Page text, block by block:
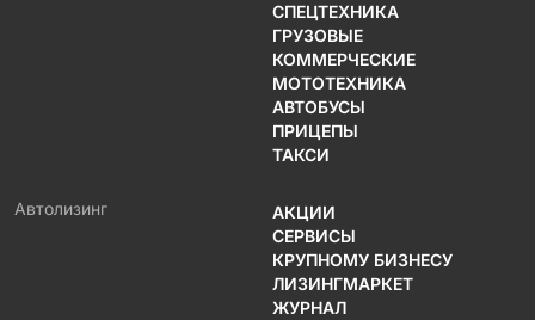
СПЕЦТЕХНИКА
ГРУЗОВЫЕ
КОММЕРЧЕСКИЕ
МОТОТЕХНИКА
АВТОБУСЫ
ПРИЦЕПЫ
ТАКСИ
Автолизинг
АКЦИИ
СЕРВИСЫ
КРУПНОМУ БИЗНЕСУ
ЛИЗИНГМАРКЕТ
ЖУРНАЛ